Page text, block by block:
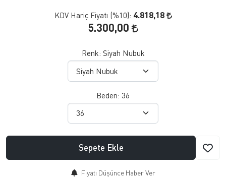
KDV Hariç Fiyatı (%10): 4.818,18
5.300,00
Renk: Siyah Nubuk
Beden: 36
Sepete Ekle
Fiyatı Düşünce Haber Ver